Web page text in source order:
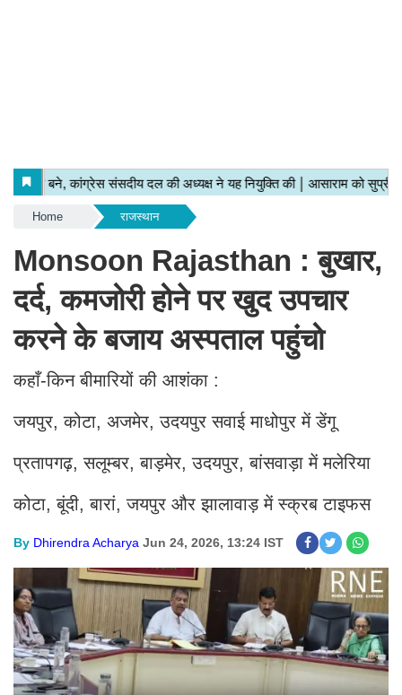
Home राजस्थान
Monsoon Rajasthan : बुखार,
दर्द, कमजोरी होने पर खुद उपचार
करने के बजाय अस्पताल पहुंचो
कहाँ-किन बीमारियों की आशंका :
जयपुर, कोटा, अजमेर, उदयपुर सवाई माधोपुर में डेंगू
प्रतापगढ़, सलूम्बर, बाड़मेर, उदयपुर, बांसवाड़ा में मलेरिया
कोटा, बूंदी, बारां, जयपुर और झालावाड़ में स्क्रब टाइफस
By Dhirendra Acharya Jun 24, 2026, 13:24 IST